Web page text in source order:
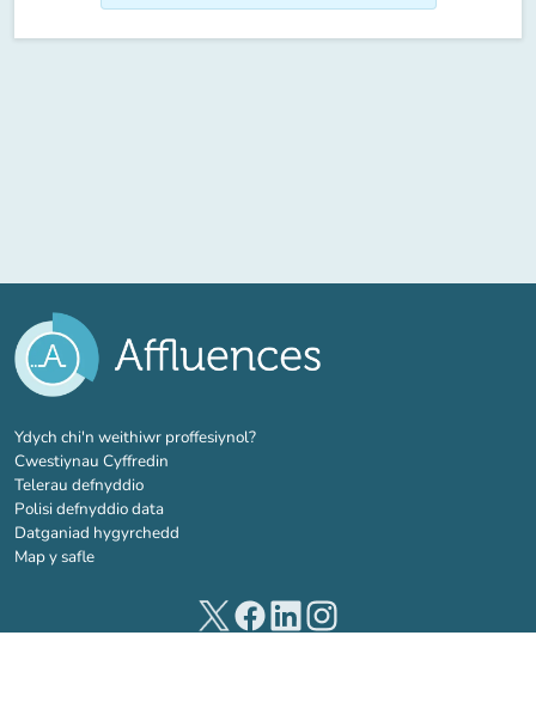
Ydych chi'n weithiwr proffesiynol?(tab newydd)
Cwestiynau Cyffredin
Telerau defnyddio
Polisi defnyddio data
Datganiad hygyrchedd
Map y safle
(tab newydd)
(tab newydd)
(tab newydd)